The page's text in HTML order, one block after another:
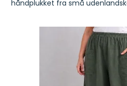
håndplukket fra små